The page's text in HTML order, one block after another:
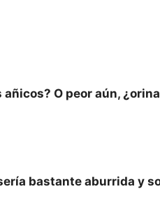
O peor aún,
bastante aburrida y